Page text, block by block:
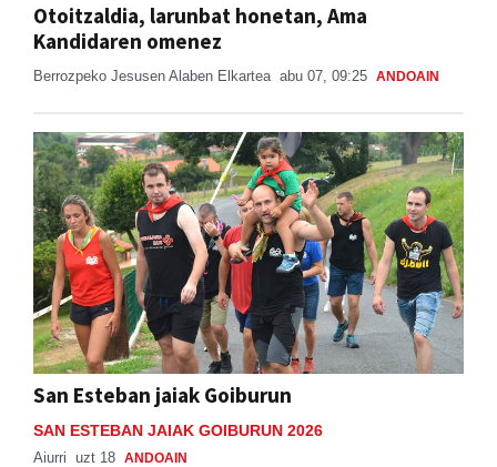
Otoitzaldia, larunbat honetan, Ama
Kandidaren omenez
Berrozpeko Jesusen Alaben Elkartea abu 07, 09:25 ANDOAIN
San Esteban jaiak Goiburun
SAN ESTEBAN JAIAK GOIBURUN 2026
Aiurri uzt 18 ANDOAIN